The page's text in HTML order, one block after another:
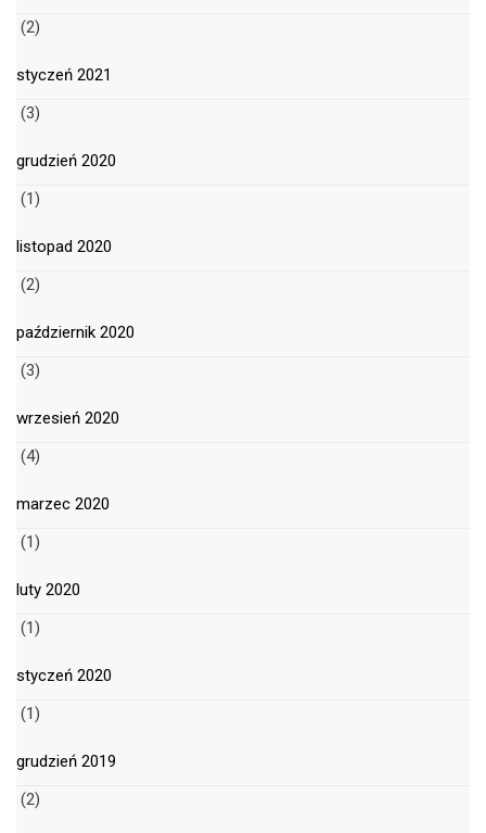
(2)
styczeń 2021
(3)
grudzień 2020
(1)
listopad 2020
(2)
październik 2020
(3)
wrzesień 2020
(4)
marzec 2020
(1)
luty 2020
(1)
styczeń 2020
(1)
grudzień 2019
(2)